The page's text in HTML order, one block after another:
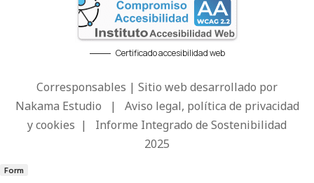
Certificado accesibilidad web
Corresponsables | Sitio web desarrollado por
Nakama Estudio | Aviso legal, política de privacidad
y cookies | Informe Integrado de Sostenibilidad
2025
Form